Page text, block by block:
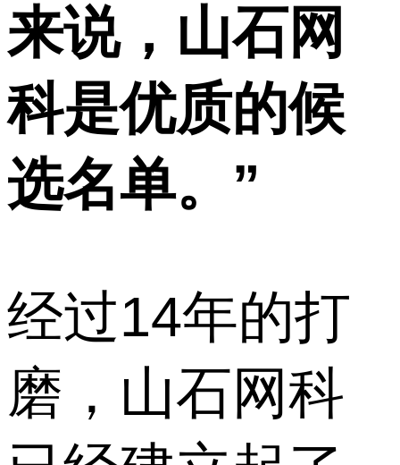
来说，山石网
科是优质的候
选名单。”
经过14年的打
磨，山石网科